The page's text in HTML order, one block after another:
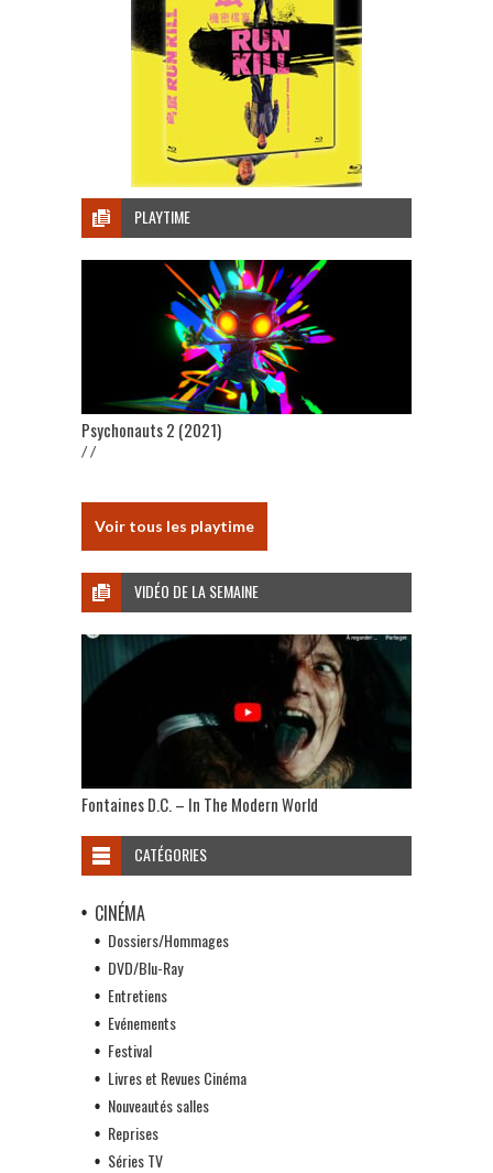
PLAYTIME
Psychonauts 2 (2021)
/ /
Voir tous les playtime
VIDÉO DE LA SEMAINE
Fontaines D.C. – In The Modern World
CATÉGORIES
CINÉMA
Dossiers/Hommages
DVD/Blu-Ray
Entretiens
Evénements
Festival
Livres et Revues Cinéma
Nouveautés salles
Reprises
Séries TV